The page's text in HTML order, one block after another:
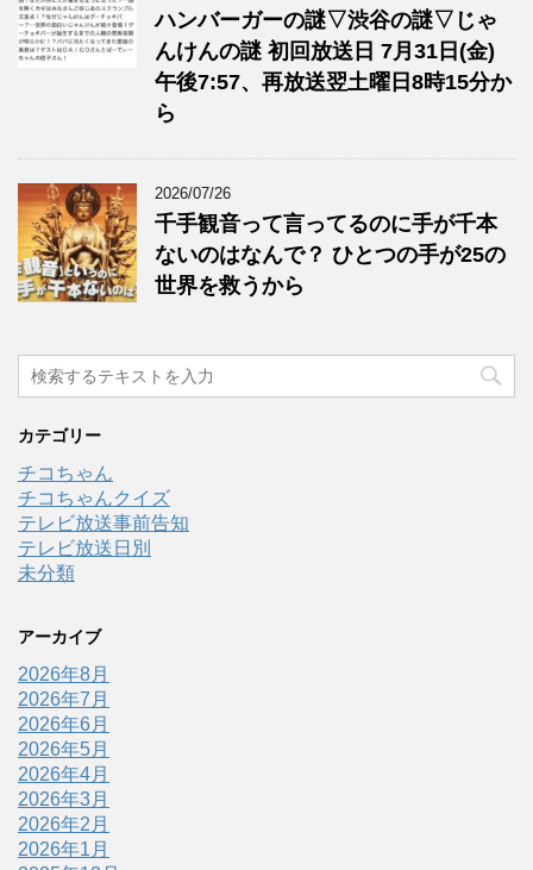
ハンバーガーの謎▽渋谷の謎▽じゃ
んけんの謎 初回放送日 7月31日(金)
午後7:57、再放送翌土曜日8時15分か
ら
2026/07/26
千手観音って言ってるのに手が千本
ないのはなんで？ ひとつの手が25の
世界を救うから
カテゴリー
チコちゃん
チコちゃんクイズ
テレビ放送事前告知
テレビ放送日別
未分類
アーカイブ
2026年8月
2026年7月
2026年6月
2026年5月
2026年4月
2026年3月
2026年2月
2026年1月